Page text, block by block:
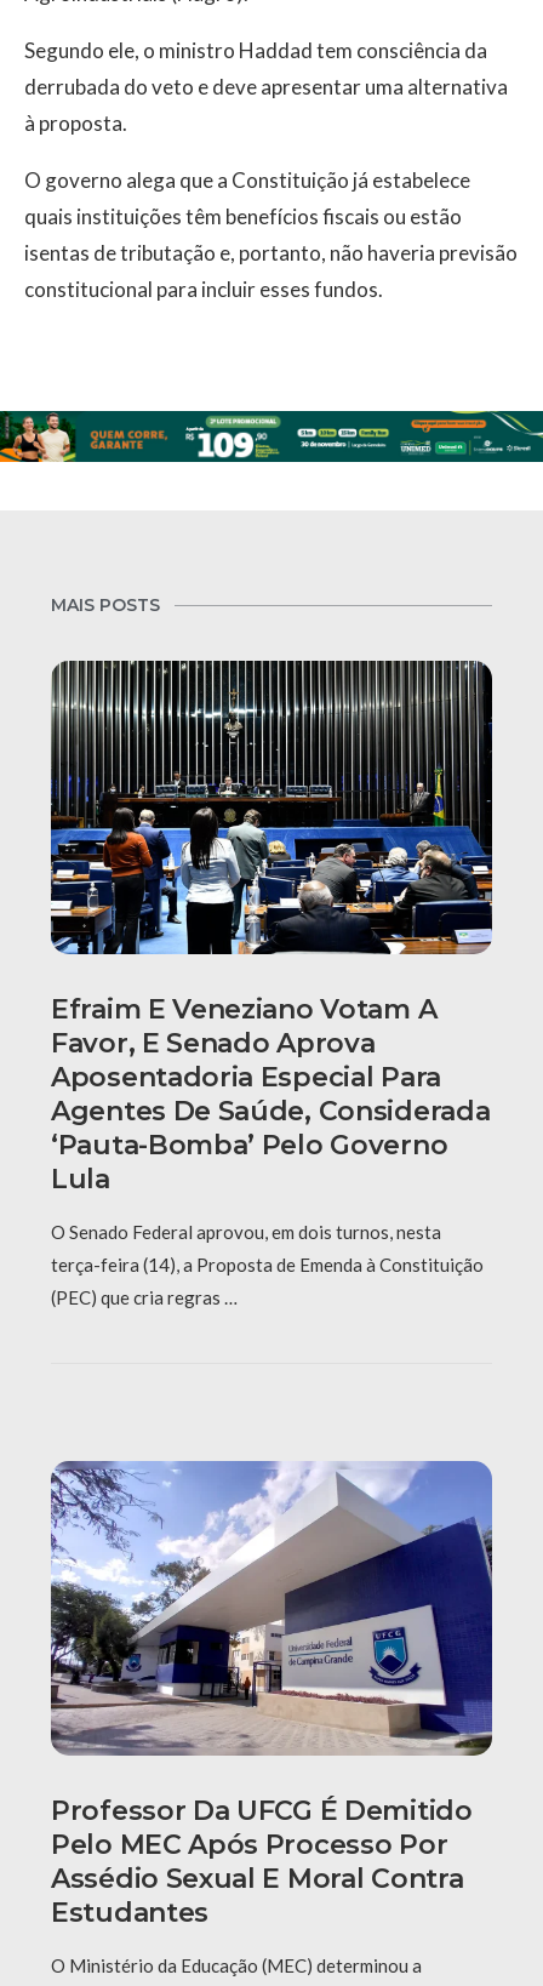
Segundo ele, o ministro Haddad tem consciência da
derrubada do veto e deve apresentar uma alternativa
à proposta.
O governo alega que a Constituição já estabelece
quais instituições têm benefícios fiscais ou estão
isentas de tributação e, portanto, não haveria previsão
constitucional para incluir esses fundos.
MAIS POSTS
Efraim E Veneziano Votam A
Favor, E Senado Aprova
Aposentadoria Especial Para
Agentes De Saúde, Considerada
‘pauta-Bomba’ Pelo Governo
Lula
O Senado Federal aprovou, em dois turnos, nesta
terça-feira (14), a Proposta de Emenda à Constituição
(PEC) que cria regras …
Professor Da UFCG É Demitido
Pelo MEC Após Processo Por
Assédio Sexual E Moral Contra
Estudantes
O Ministério da Educação (MEC) determinou a